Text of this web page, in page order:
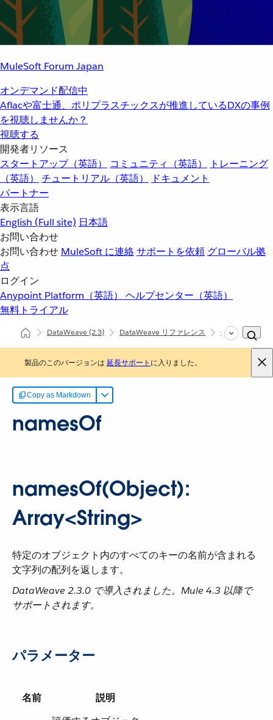
MuleSoft Forum Japan
オンデマンド配信中
Aflacや富士通、ポリプラスチックスが推進しているDXの事例
を視聴しませんか？
視聴する
開発者リソース
スタートアップ（英語）
コミュニティ（英語）
トレーニング
（英語）
チュートリアル（英語）
ドキュメント
パートナー
表示言語
English (Full site) 日本語
お問い合わせ
お問い合わせ MuleSoft に連絡サポートを依頼 グローバル拠
点
ログイン
Anypoint Platform（英語） ヘルプセンター（英語）
無料トライアル
DataWeave(2.3) DataWeave リファレンス Core (dw::Core)
製品のこのバージョンは 延長サポート に入りました。
Copy as Markdown
namesOf
namesOf(Object):
Array<String>
特定のオブジェクト内のすべてのキーの名前が含まれる
文字列の配列を返します。
DataWeave 2.3.0 で導入されました。Mule 4.3 以降で
サポートされます。
パラメーター
名前
説明